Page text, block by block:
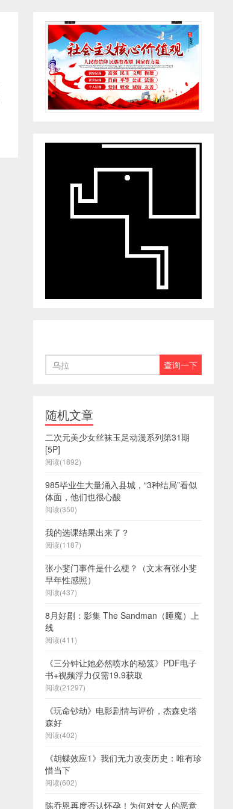
随机文章
二次元美少女丝袜玉足动漫系列第31期
[5P]
阅读(1892)
985毕业生大量涌入县城，“3种结局”看似
体面，他们也很心酸
阅读(350)
我的选课结果出来了？
阅读(1187)
张小斐门事件是什么梗？（文末有张小斐
早年性感照）
阅读(437)
8月好剧：影集 The Sandman（睡魔）上
线
阅读(411)
《三分钟让她必然喷水的秘笈》PDF电子
书+视频浮力仅需19.9获取
阅读(21297)
《玩命钞劫》电影剧情与评价，杰森史塔
森好
阅读(402)
《胡蝶效应1》我们无力改变历史：唯有珍
惜当下
阅读(602)
陈乔恩再度否认怀孕！为何对女人的恶意